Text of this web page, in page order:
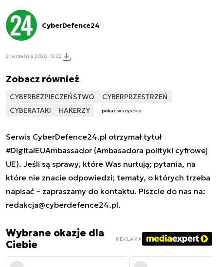
CyberDefence24
21 września 2020, 13:22
Zobacz również
CYBERBEZPIECZEŃSTWO
CYBERPRZESTRZEŃ
CYBERATAKI
HAKERZY pokaż wszystkie
Serwis CyberDefence24.pl otrzymał tytuł
#DigitalEUAmbassador (Ambasadora polityki cyfrowej
UE). Jeśli są sprawy, które Was nurtują; pytania, na
które nie znacie odpowiedzi; tematy, o których trzeba
napisać – zapraszamy do kontaktu. Piszcie do nas na:
redakcja@cyberdefence24.pl.
Wybrane okazje dla
Ciebie
REKLAMA